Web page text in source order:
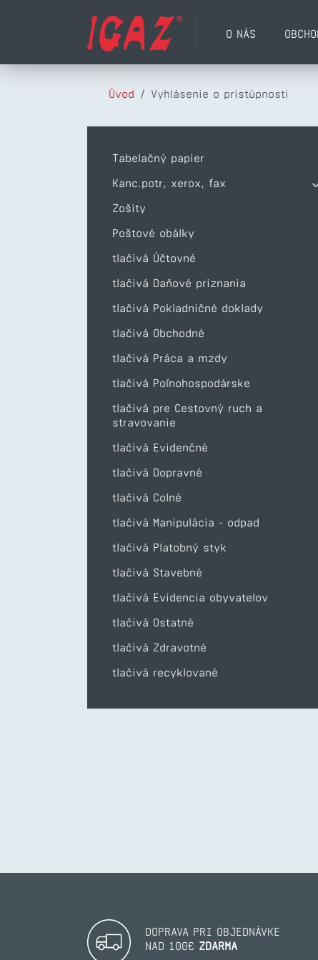
O NÁS
Úvod
/ Vyhlásenie o pristúpnosti
Tabelačný papier
Kanc.potr, xerox, fax
Zošity
Poštové obálky
tlačivá Účtovné
tlačivá Daňové priznania
tlačivá Pokladničné doklady
tlačivá Obchodné
tlačivá Práca a mzdy
tlačivá Poľnohospodárske
tlačivá pre Cestovný ruch a
stravovanie
tlačivá Evidenčné
tlačivá Dopravné
tlačivá Colné
tlačivá Manipulácia - odpad
tlačivá Platobný styk
tlačivá Stavebné
tlačivá Evidencia obyvatelov
tlačivá Ostatné
tlačivá Zdravotné
tlačivá recyklované
DOPRAVA PRI OBJEDNÁVKE
NAD 100€ ZDARMA